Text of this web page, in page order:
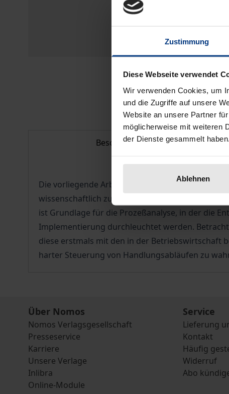
Zustimmung
Diese Webseite verwendet
Wir verwenden Cookies, um
und die Zugriffe auf unsere
Website an unsere Partner
möglicherweise mit weiteren
der Dienste gesammelt haben.
Ablehnen
Beschreibung
Die vorliegende Arbeit ist eine umfassende
wissenschaftlich zum ersten Mal eine
ist Grundlage für die Prozeßanalyse, in der die
Implementierung durchleuchtet werden.
diese erstmals mit den in der Betriebswirtschaft
harter Steuerung von Handlungsabläufen zu
Über Nomos
Nomos Verlagsgesellschaft
Presseservice
Karriere
Unsere Verlage
Inlibra
Online-Module
Service
Lieferung
Kontakt
Häufig
Widerruf
Abo